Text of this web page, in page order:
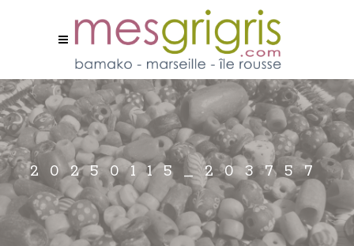
20250115_203757